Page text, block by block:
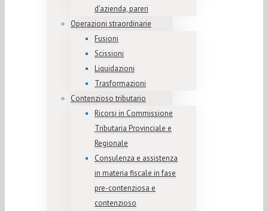
d’azienda, pareri
Operazioni straordinarie
Fusioni
Scissioni
Liquidazioni
Trasformazioni
Contenzioso tributario
Ricorsi in Commissione
Tributaria Provinciale e
Regionale
Consulenza e assistenza
in materia fiscale in fase
pre-contenziosa e
contenzioso